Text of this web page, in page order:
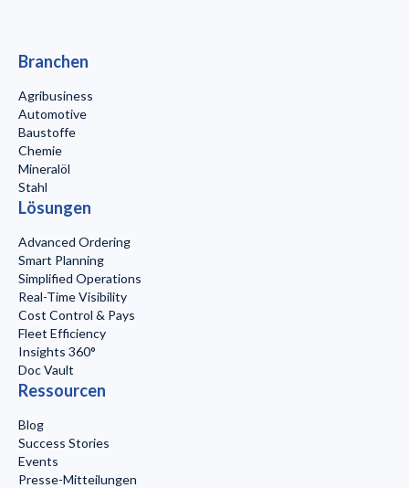
Branchen
Agribusiness
Automotive
Baustoffe
Chemie
Mineralöl
Stahl
Lösungen
Advanced Ordering
Smart Planning
Simplified Operations
Real-Time Visibility
Cost Control & Pays
Fleet Efficiency
Insights 360°
Doc Vault
Ressourcen
Blog
Success Stories
Events
Presse-Mitteilungen